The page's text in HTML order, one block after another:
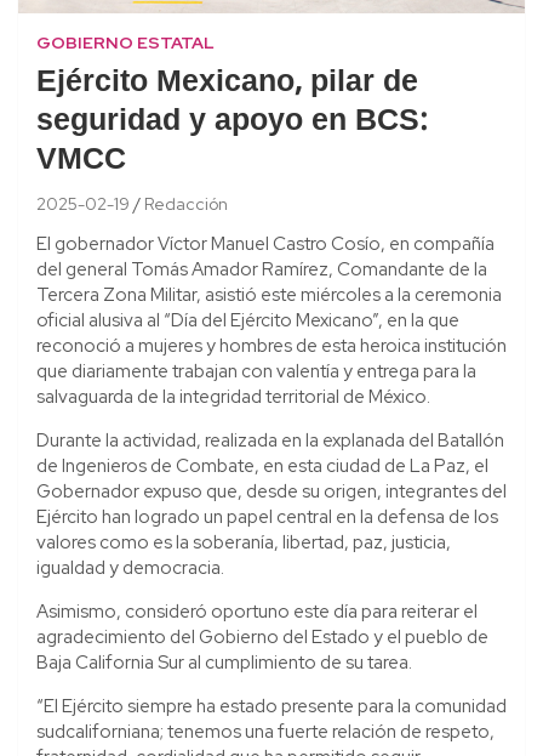
GOBIERNO ESTATAL
Ejército Mexicano, pilar de
seguridad y apoyo en BCS:
VMCC
2025-02-19 Redacción
El gobernador Víctor Manuel Castro Cosío, en compañía
del general Tomás Amador Ramírez, Comandante de la
Tercera Zona Militar, asistió este miércoles a la ceremonia
oficial alusiva al “Día del Ejército Mexicano”, en la que
reconoció a mujeres y hombres de esta heroica institución
que diariamente trabajan con valentía y entrega para la
salvaguarda de la integridad territorial de México.
Durante la actividad, realizada en la explanada del Batallón
de Ingenieros de Combate, en esta ciudad de La Paz, el
Gobernador expuso que, desde su origen, integrantes del
Ejército han logrado un papel central en la defensa de los
valores como es la soberanía, libertad, paz, justicia,
igualdad y democracia.
Asimismo, consideró oportuno este día para reiterar el
agradecimiento del Gobierno del Estado y el pueblo de
Baja California Sur al cumplimiento de su tarea.
“El Ejército siempre ha estado presente para la comunidad
sudcaliforniana; tenemos una fuerte relación de respeto,